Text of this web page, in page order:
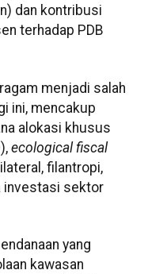
dan kontribusi
terhadap PDB
menjadi salah
ini, mencakup
alokasi khusus
ecological fiscal
filantropi,
investasi sektor
yang
kawasan